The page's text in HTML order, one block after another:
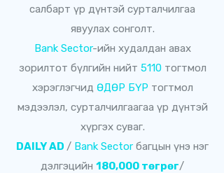
салбарт үр дүнтэй сурталчилгаа
явуулах сонголт.
Bank Sector-ийн худалдан авах
зорилтот бүлгийн нийт 5110тогтмол
хэрэглэгчид ӨДӨР БҮР тогтмол
мэдээлэл, сурталчилгаагаа үр дүнтэй
хүргэх суваг.
DAILY AD / Bank Sector багцын үнэ нэг
дэлгэцийн 180,000 төгрөг/